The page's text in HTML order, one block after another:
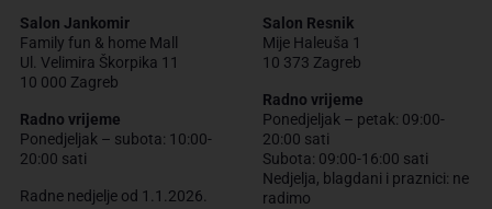
Salon Jankomir
Family fun & home Mall
Ul. Velimira Škorpika 11
10 000 Zagreb
Radno vrijeme
Ponedjeljak – subota: 10:00-
20:00 sati
Radne nedjelje od 1.1.2026.
Salon Resnik
Mije Haleuša 1
10 373 Zagreb
Radno vrijeme
Ponedjeljak – petak: 09:00-
20:00 sati
Subota: 09:00-16:00 sati
Nedjelja, blagdani i praznici: ne
radimo